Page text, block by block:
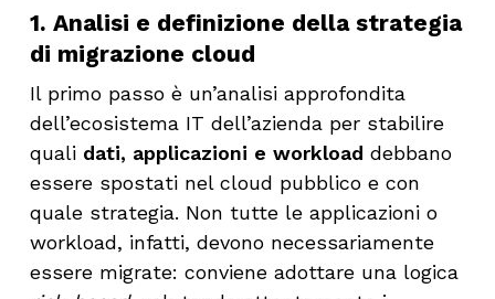
1. Analisi e definizione della strategia
di migrazione cloud
Il primo passo è un’analisi approfondita
dell’ecosistema IT dell’azienda per stabilire
quali dati, applicazioni e workload debbano
essere spostati nel cloud pubblico e con
quale strategia. Non tutte le applicazioni o
workload, infatti, devono necessariamente
essere migrate: conviene adottare una logica